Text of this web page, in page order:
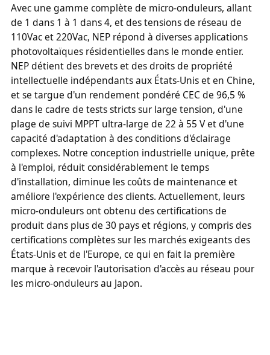
Avec une gamme complète de micro-onduleurs, allant
de 1 dans 1 à 1 dans 4, et des tensions de réseau de
110Vac et 220Vac, NEP répond à diverses applications
photovoltaïques résidentielles dans le monde entier.
NEP détient des brevets et des droits de propriété
intellectuelle indépendants aux États-Unis et en Chine,
et se targue d'un rendement pondéré CEC de 96,5 %
dans le cadre de tests stricts sur large tension, d'une
plage de suivi MPPT ultra-large de 22 à 55 V et d'une
capacité d'adaptation à des conditions d'éclairage
complexes. Notre conception industrielle unique, prête
à l'emploi, réduit considérablement le temps
d'installation, diminue les coûts de maintenance et
améliore l'expérience des clients. Actuellement, leurs
micro-onduleurs ont obtenu des certifications de
produit dans plus de 30 pays et régions, y compris des
certifications complètes sur les marchés exigeants des
États-Unis et de l'Europe, ce qui en fait la première
marque à recevoir l'autorisation d'accès au réseau pour
les micro-onduleurs au Japon.